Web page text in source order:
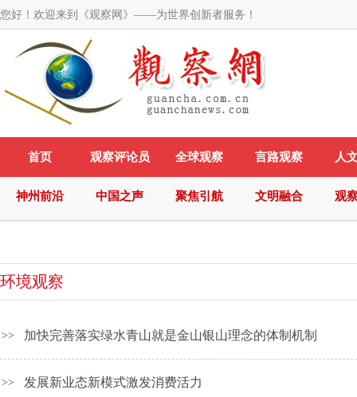
您好！欢迎来到《观察网》——为世界创新者服务！
首页 观察评论员 全球观察 言路观察 人
神州前沿 中国之声 聚焦引航 文明融合 观
环境观察
>> 加快完善落实绿水青山就是金山银山理念的体制机制
>> 发展新业态新模式激发消费活力